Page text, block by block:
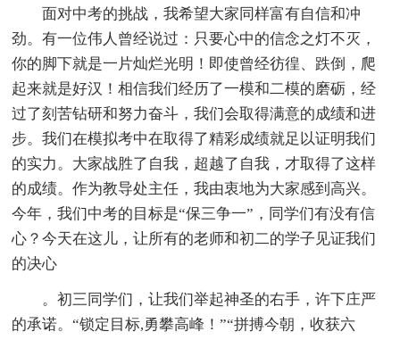
面对中考的挑战，我希望大家同样富有自信和冲
劲。有一位伟人曾经说过：只要心中的信念之灯不灭，
你的脚下就是一片灿烂光明！即使曾经彷徨、跌倒，爬
起来就是好汉！相信我们经历了一模和二模的磨砺，经
过了刻苦钻研和努力奋斗，我们会取得满意的成绩和进
步。我们在模拟考中在取得了精彩成绩就足以证明我们
的实力。大家战胜了自我，超越了自我，才取得了这样
的成绩。作为教导处主任，我由衷地为大家感到高兴。
今年，我们中考的目标是“保三争一”，同学们有没有信
心？今天在这儿，让所有的老师和初二的学子见证我们
的决心
。初三同学们，让我们举起神圣的右手，许下庄严
的承诺。“锁定目标,勇攀高峰！”“拼搏今朝，收获六